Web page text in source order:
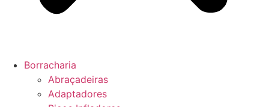
Borracharia
Abraçadeiras
Adaptadores